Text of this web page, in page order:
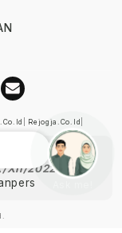
Rejogja.co.id
Pers
XII/2022